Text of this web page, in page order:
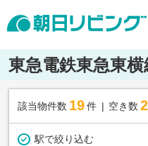
東急電鉄東急東
該当物件数 19件 空き数
駅で絞り込む